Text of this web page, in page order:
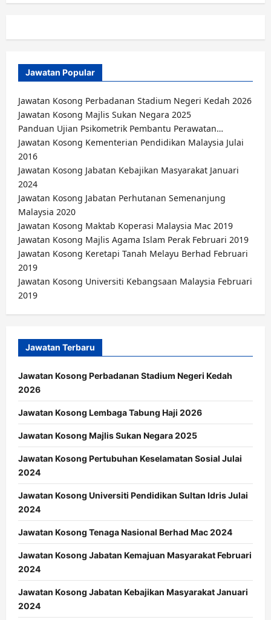
Jawatan Popular
Jawatan Kosong Perbadanan Stadium Negeri Kedah 2026
Jawatan Kosong Majlis Sukan Negara 2025
Panduan Ujian Psikometrik Pembantu Perawatan…
Jawatan Kosong Kementerian Pendidikan Malaysia Julai
2016
Jawatan Kosong Jabatan Kebajikan Masyarakat Januari
2024
Jawatan Kosong Jabatan Perhutanan Semenanjung
Malaysia 2020
Jawatan Kosong Maktab Koperasi Malaysia Mac 2019
Jawatan Kosong Majlis Agama Islam Perak Februari 2019
Jawatan Kosong Keretapi Tanah Melayu Berhad Februari
2019
Jawatan Kosong Universiti Kebangsaan Malaysia Februari
2019
Jawatan Terbaru
Jawatan Kosong Perbadanan Stadium Negeri Kedah
2026
Jawatan Kosong Lembaga Tabung Haji 2026
Jawatan Kosong Majlis Sukan Negara 2025
Jawatan Kosong Pertubuhan Keselamatan Sosial Julai
2024
Jawatan Kosong Universiti Pendidikan Sultan Idris Julai
2024
Jawatan Kosong Tenaga Nasional Berhad Mac 2024
Jawatan Kosong Jabatan Kemajuan Masyarakat Februari
2024
Jawatan Kosong Jabatan Kebajikan Masyarakat Januari
2024